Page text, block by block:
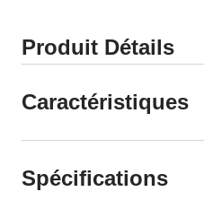
Produit Détails
Caractéristiques
Spécifications